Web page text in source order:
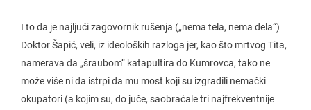
I to da je najljući zagovornik rušenja („nema tela, nema dela“)
Doktor Šapić, veli, iz ideoloških razloga jer, kao što mrtvog Tita,
namerava da „šraubom“ katapultira do Kumrovca, tako ne
može više ni da istrpi da mu most koji su izgradili nemački
okupatori (a kojim su, do juče, saobraćale tri najfrekventnije